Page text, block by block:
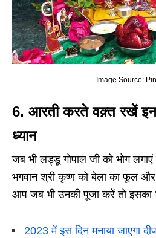
Image Source:
6. आरती करते वक़्त रखें इन
ध्यान
जब भी लड्डू गोपाल जी को भोग
भगवान श्री कृष्ण को बेला का फूल
आप जब भी उनकी पूजा करें तो इसका
2023 में इस दिन मनाया जाएगा